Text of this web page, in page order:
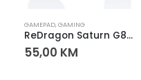
GAMEPAD,GAMING
ReDragon Saturn G807 GamePad
55,00 KM